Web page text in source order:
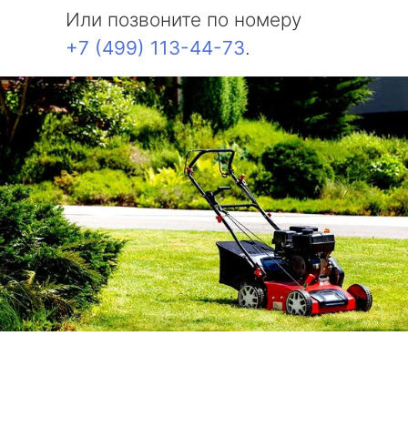
Или позвоните по номеру
+7 (499) 113-44-73.